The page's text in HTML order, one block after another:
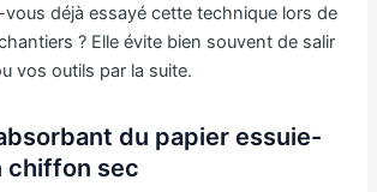
vous déjà essayé cette technique lors de
? Elle évite bien souvent de salir
vos outils par la suite.
du papier essuie-
chiffon sec